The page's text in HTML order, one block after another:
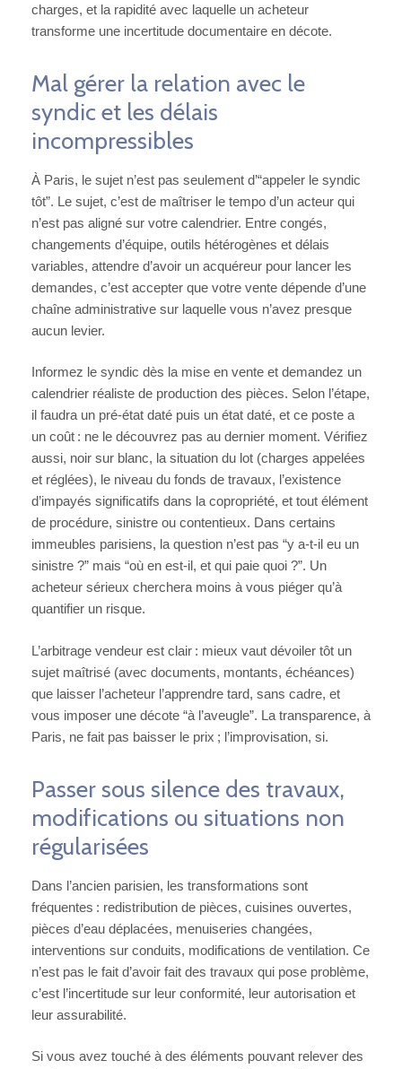
charges, et la rapidité avec laquelle un acheteur
transforme une incertitude documentaire en décote.
Mal gérer la relation avec le
syndic et les délais
incompressibles
À Paris, le sujet n’est pas seulement d’“appeler le syndic
tôt”. Le sujet, c’est de maîtriser le tempo d’un acteur qui
n’est pas aligné sur votre calendrier. Entre congés,
changements d’équipe, outils hétérogènes et délais
variables, attendre d’avoir un acquéreur pour lancer les
demandes, c’est accepter que votre vente dépende d’une
chaîne administrative sur laquelle vous n’avez presque
aucun levier.
Informez le syndic dès la mise en vente et demandez un
calendrier réaliste de production des pièces. Selon l’étape,
il faudra un pré-état daté puis un état daté, et ce poste a
un coût : ne le découvrez pas au dernier moment. Vérifiez
aussi, noir sur blanc, la situation du lot (charges appelées
et réglées), le niveau du fonds de travaux, l’existence
d’impayés significatifs dans la copropriété, et tout élément
de procédure, sinistre ou contentieux. Dans certains
immeubles parisiens, la question n’est pas “y a-t-il eu un
sinistre ?” mais “où en est-il, et qui paie quoi ?”. Un
acheteur sérieux cherchera moins à vous piéger qu’à
quantifier un risque.
L’arbitrage vendeur est clair : mieux vaut dévoiler tôt un
sujet maîtrisé (avec documents, montants, échéances)
que laisser l’acheteur l’apprendre tard, sans cadre, et
vous imposer une décote “à l’aveugle”. La transparence, à
Paris, ne fait pas baisser le prix ; l’improvisation, si.
Passer sous silence des travaux,
modifications ou situations non
régularisées
Dans l’ancien parisien, les transformations sont
fréquentes : redistribution de pièces, cuisines ouvertes,
pièces d’eau déplacées, menuiseries changées,
interventions sur conduits, modifications de ventilation. Ce
n’est pas le fait d’avoir fait des travaux qui pose problème,
c’est l’incertitude sur leur conformité, leur autorisation et
leur assurabilité.
Si vous avez touché à des éléments pouvant relever des